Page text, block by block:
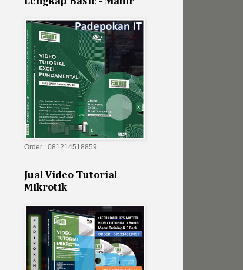
Order : 081214518859
Jual Video Tutorial
Mikrotik